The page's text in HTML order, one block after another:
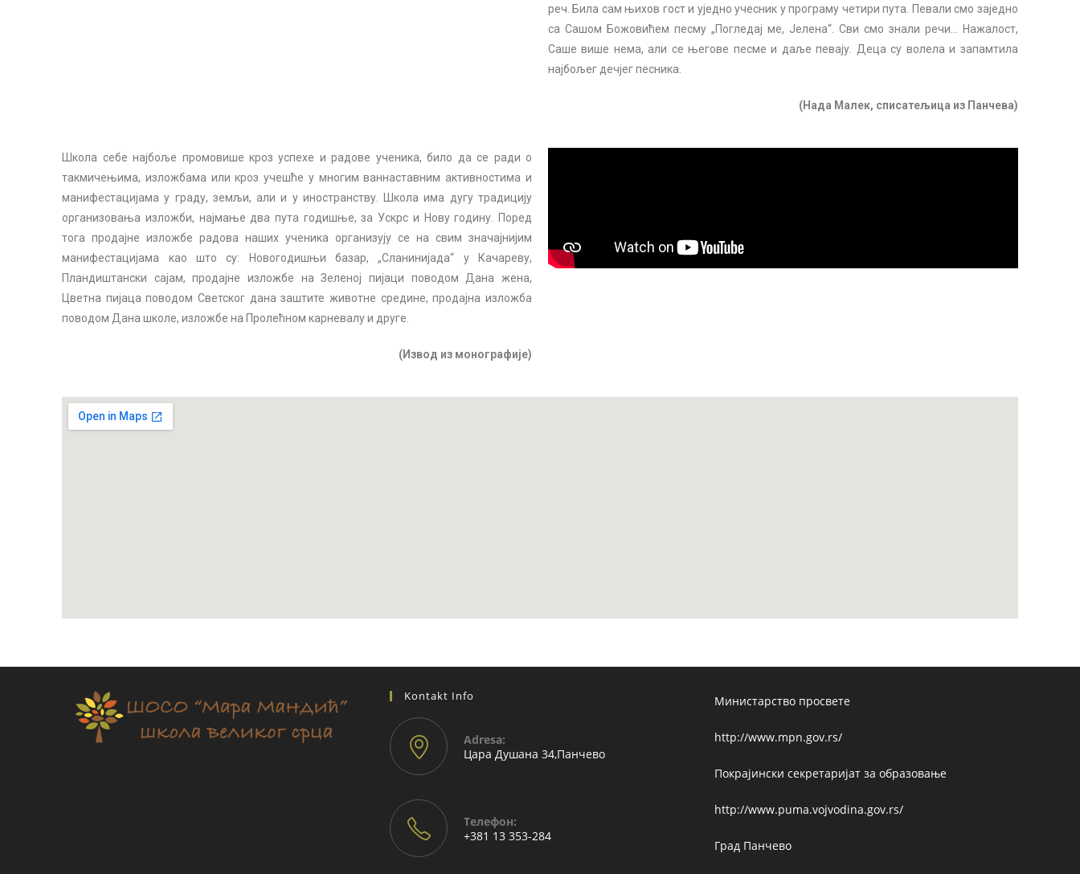
реч. Била сам њихов гост и уједно учесник у програму четири пута. Певали смо заједно
са Сашом Божовићем песму „Погледај ме, Јелена“. Сви смо знали речи… Нажалост,
Саше више нема, али се његове песме и даље певају. Деца су волела и запамтила
најбољег дечјег песника.
(Нада Малек, списатељица из Панчева)
Школа себе најбоље промовише кроз успехе и радове ученика, било да се ради о
такмичењима, изложбама или кроз учешће у многим ваннаставним активностима и
манифестацијама у граду, земљи, али и у иностранству. Школа има дугу традицију
организовања изложби, најмање два пута годишње, за Ускрс и Нову годину. Поред
тога продајне изложбе радова наших ученика организују се на свим значајнијим
манифестацијама као што су: Новогодишњи базар, „Сланинијада“ у Качареву,
Пландиштански сајам, продајне изложбе на Зеленоj пијаци поводом Дана жена,
Цветна пијаца поводом Светског дана заштите животне средине, продајна изложба
поводом Дана школе, изложбе на Пролећном карневалу и друге.
(Извод из монографије)
Kontakt Info
Adresа:
Цара Душана 34,Панчево
Телефон:
+381 13 353-284
Министарство просвете
http://www.mpn.gov.rs/
Покрајински секретаријат за образовање
http://www.puma.vojvodina.gov.rs/
Град Панчево